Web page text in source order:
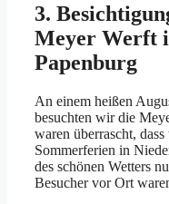
3.
Meyer Werft
Papenburg
An einem heißen
besuchten wir die
waren überrascht,
Sommerferien in
des schönen Wetters
Besucher vor Ort